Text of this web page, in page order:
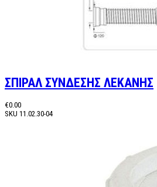
ΣΠΙΡΑΛ ΣΥΝΔΕΣΗΣ ΛΕΚΑΝΗΣ
€0.00
SKU 11.02.30-04